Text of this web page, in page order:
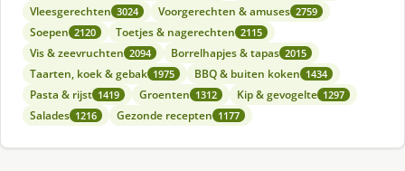
Vleesgerechten 3024 Voorgerechten & amuses 2759
Soepen 2120 Toetjes & nagerechten 2115
Vis & zeevruchten 2094 Borrelhapjes & tapas 2015
Taarten, koek & gebak 1975 BBQ & buiten koken 1434
Pasta & rijst 1419 Groenten 1312 Kip & gevogelte 1297
Salades 1216 Gezonde recepten 1177